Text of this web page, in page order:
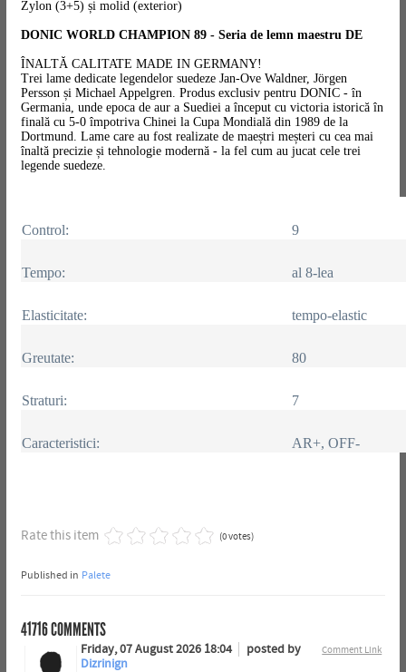
Zylon (3+5) și molid (exterior)
DONIC WORLD CHAMPION 89 - Seria de lemn maestru DE
ÎNALTĂ CALITATE MADE IN GERMANY!
Trei lame dedicate legendelor suedeze Jan-Ove Waldner, Jörgen
Persson și Michael Appelgren. Produs exclusiv pentru DONIC - în
Germania, unde epoca de aur a Suediei a început cu victoria istorică în
finală cu 5-0 împotriva Chinei la Cupa Mondială din 1989 de la
Dortmund. Lame care au fost realizate de maeștri meșteri cu cea mai
înaltă precizie și tehnologie modernă - la fel cum au jucat cele trei
legende suedeze.
Control: 9
Tempo: al 8-lea
Elasticitate: tempo-elastic
Greutate: 80
Straturi: 7
Caracteristici: AR+, OFF-
Rate this item (0 votes)
Published in Palete
41716COMMENTS
Comment Link
Friday, 07 August 2026 18:04
posted by
Dizrinign